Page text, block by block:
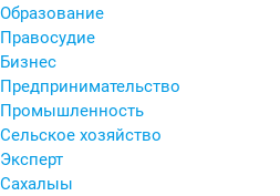
Образование
Правосудие
Бизнес
Предпринимательство
Промышленность
Сельское хозяйство
Эксперт
Сахалыы